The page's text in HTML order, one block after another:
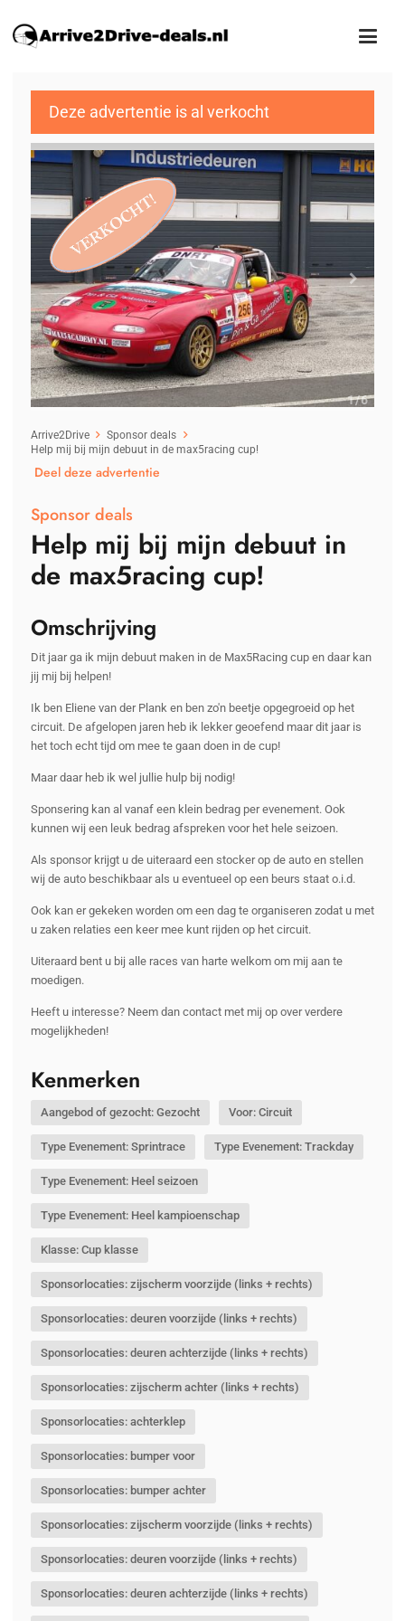
Deze advertentie is al verkocht
1/6
Arrive2Drive
Sponsor deals
Help mij bij mijn debuut in de max5racing cup!
Deel deze advertentie
Sponsor deals
Help mij bij mijn debuut in
de max5racing cup!
Omschrijving
Dit jaar ga ik mijn debuut maken in de Max5Racing cup en daar kan
jij mij bij helpen!
Ik ben Eliene van der Plank en ben zo'n beetje opgegroeid op het
circuit. De afgelopen jaren heb ik lekker geoefend maar dit jaar is
het toch echt tijd om mee te gaan doen in de cup!
Maar daar heb ik wel jullie hulp bij nodig!
Sponsering kan al vanaf een klein bedrag per evenement. Ook
kunnen wij een leuk bedrag afspreken voor het hele seizoen.
Als sponsor krijgt u de uiteraard een stocker op de auto en stellen
wij de auto beschikbaar als u eventueel op een beurs staat o.i.d.
Ook kan er gekeken worden om een dag te organiseren zodat u met
u zaken relaties een keer mee kunt rijden op het circuit.
Uiteraard bent u bij alle races van harte welkom om mij aan te
moedigen.
Heeft u interesse? Neem dan contact met mij op over verdere
mogelijkheden!
Kenmerken
Aangebod of gezocht: Gezocht Voor: Circuit
Type Evenement: Sprintrace Type Evenement: Trackday
Type Evenement: Heel seizoen
Type Evenement: Heel kampioenschap
Klasse: Cup klasse
Sponsorlocaties: zijscherm voorzijde (links + rechts)
Sponsorlocaties: deuren voorzijde (links + rechts)
Sponsorlocaties: deuren achterzijde (links + rechts)
Sponsorlocaties: zijscherm achter (links + rechts)
Sponsorlocaties: achterklep
Sponsorlocaties: bumper voor
Sponsorlocaties: bumper achter
Sponsorlocaties: zijscherm voorzijde (links + rechts)
Sponsorlocaties: deuren voorzijde (links + rechts)
Sponsorlocaties: deuren achterzijde (links + rechts)